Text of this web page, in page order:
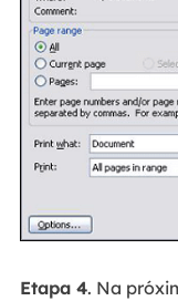
Etapa 4. Na